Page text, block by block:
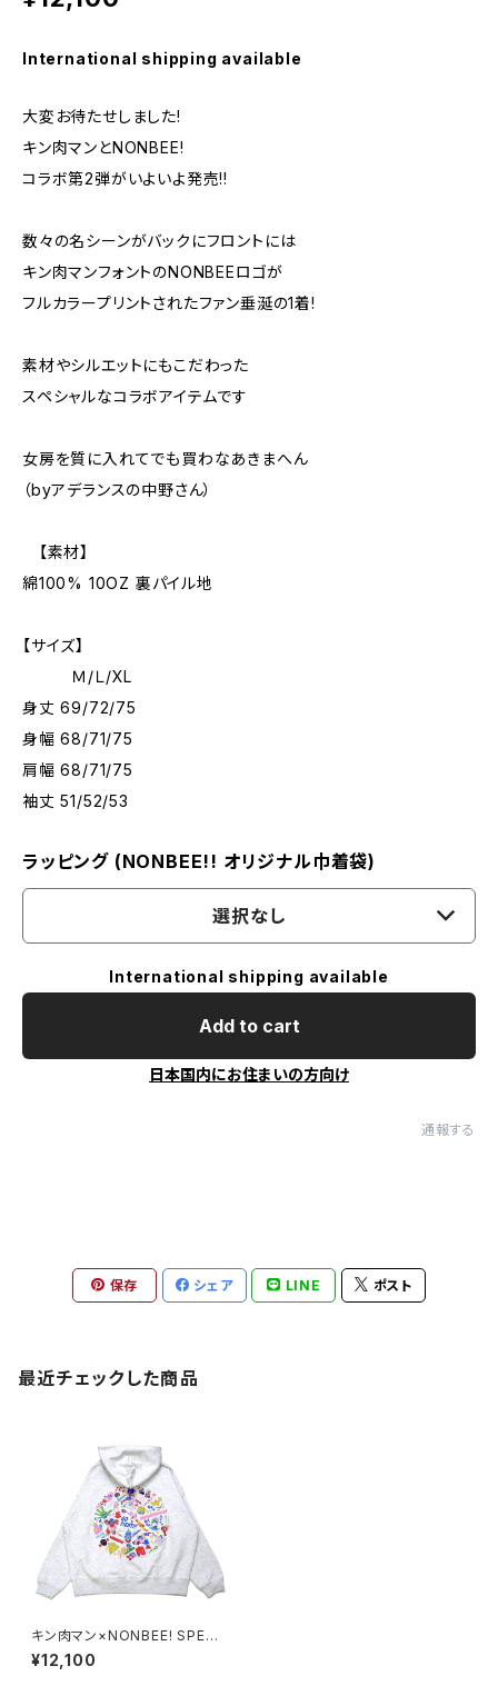
International shipping available
大変お待たせしました!
キン肉マンとNONBEE!
コラボ第2弾がいよいよ発売!!
数々の名シーンがバックにフロントには
キン肉マンフォントのNONBEEロゴが
フルカラープリントされたファン垂涎の1着!
素材やシルエットにもこだわった
スペシャルなコラボアイテムです
女房を質に入れてでも買わなあきまへん
（byアデランスの中野さん）
【素材】
綿100% 10OZ 裏パイル地
【サイズ】
Ｍ/Ｌ/XL
身丈 69/72/75
身幅 68/71/75
肩幅 68/71/75
袖丈 51/52/53
ラッピング (NONBEE!! オリジナル巾着袋)
選択なし
International shipping available
Add to cart
日本国内にお住まいの方向け
通報する
保存 シェア LINE ポスト
最近チェックした商品
キン肉マン×NONBEE! SPECI
AL COLLAB PRINT HOODIE
ash-gray/colorful
¥12,100